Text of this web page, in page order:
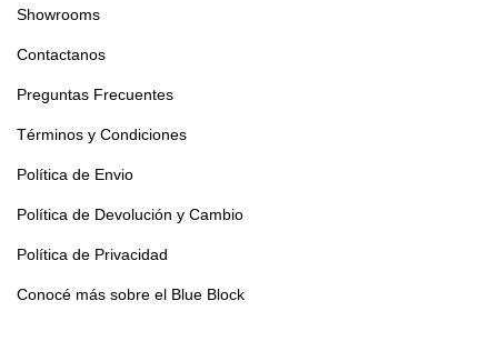
Showrooms
Contactanos
Preguntas Frecuentes
Términos y Condiciones
Política de Envio
Política de Devolución y Cambio
Política de Privacidad
Conocé más sobre el Blue Block